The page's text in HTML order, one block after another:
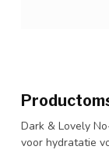
Dark & Lovely
voor hydratatie